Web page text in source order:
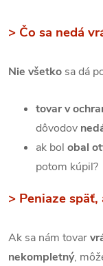
> Čo sa nedá
Nie všetko sa dá
tovar v
dôvodov
ak bol obal
potom kúpil?
> Peniaze späť,
Ak sa nám tovar
nekompletný,